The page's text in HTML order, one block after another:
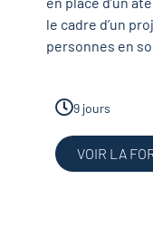
le cadre d’un
personnes en
9 jours
VOIR LA